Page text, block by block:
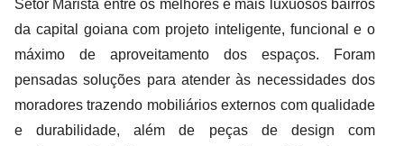
Setor Marista entre os melhores e mais luxuosos bairros
da capital goiana com projeto inteligente, funcional e o
máximo de aproveitamento dos espaços. Foram
pensadas soluções para atender às necessidades dos
moradores trazendo mobiliários externos com qualidade
e durabilidade, além de peças de design com